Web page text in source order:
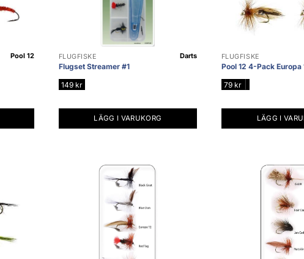
Pool 12 FLUGFISKE
Flugset Streamer #1
Darts
149 kr
LÄGG I VARUKORG
FLUGFISKE
Pool 12 4-Pack Europa
79 kr|
LÄGG I